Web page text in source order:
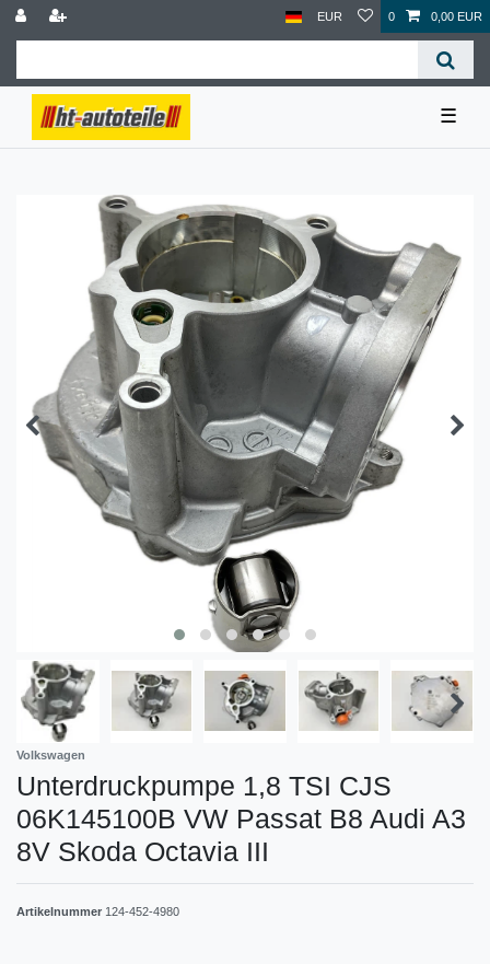
EUR 0 0,00 EUR
☰
Volkswagen
Unterdruckpumpe 1,8 TSI CJS
06K145100B VW Passat B8 Audi A3
8V Skoda Octavia III
Artikelnummer 124-452-4980